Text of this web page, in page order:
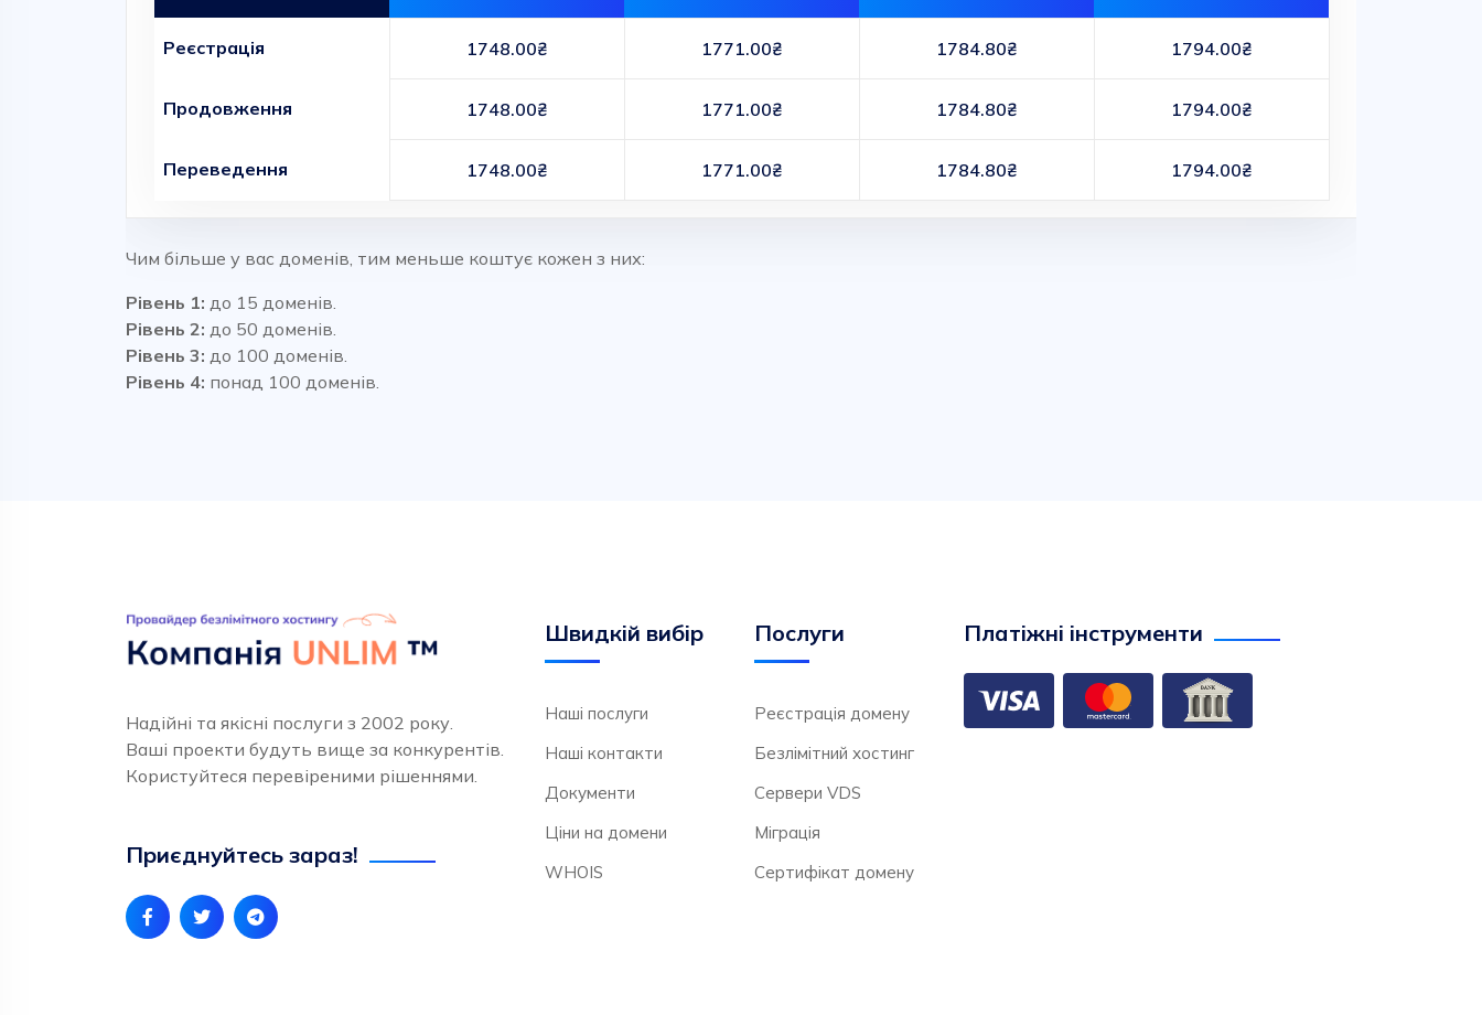
Реєстрація 1748.00₴ 1771.00₴ 1784.80₴ 1794.00₴
Продовження 1748.00₴ 1771.00₴ 1784.80₴ 1794.00₴
Переведення 1748.00₴ 1771.00₴ 1784.80₴ 1794.00₴
Чим більше у вас доменів, тим меньше коштує кожен з них:
Рівень 1: до 15 доменів.
Рівень 2: до 50 доменів.
Рівень 3: до 100 доменів.
Рівень 4: понад 100 доменів.
Надійні та якісні послуги з 2002 року.
Ваші проекти будуть вище за конкурентів.
Користуйтеся перевіреними рішеннями.
Приєднуйтесь зараз!
Швидкій вибір
Наші послуги
Наші контакти
Документи
Ціни на домени
WHOIS
Послуги
Реєстрація домену
Безлімітний хостинг
Сервери VDS
Міграція
Сертифікат домену
Платіжні інструменти